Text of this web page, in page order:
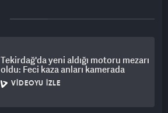
Tekirdağ'da yeni aldığı motoru mezarı
oldu: Feci kaza anları kamerada
VIDEOYU İZLE